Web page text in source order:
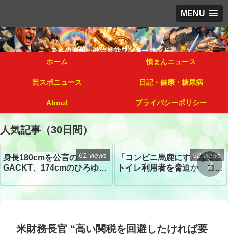
MENU
ホーム 憤まんニュース
芸スポニュース 日記・健康・糖尿病
About プライバシーポリシー
人気記事（30日間）
身長180cmを公言の
GACKT、174cmのひろゆき
トざわつき イベントでの写
真が話題
61 views
「コンビニ馬鹿にすんなよ」
トイレ利用者を脅迫か コン
52 views
米財務長官 “高い関税を回避したければ要